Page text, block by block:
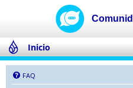
Inicio
FAQ